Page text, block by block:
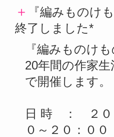
＋
『編みもの
終了しました*
『編みものけ
20年間の作家
で開催します。
日 時 ： ２０
０～２０：００